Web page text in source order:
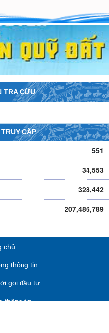
TRA CỨU
CẬP
551
34,553
328,442
207,486,789
chủ
thông tin
gọi đầu tư
thông tin